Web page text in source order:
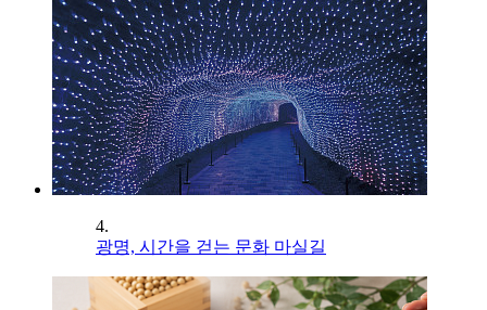
4.
광명, 시간을 걷는 문화 마실길